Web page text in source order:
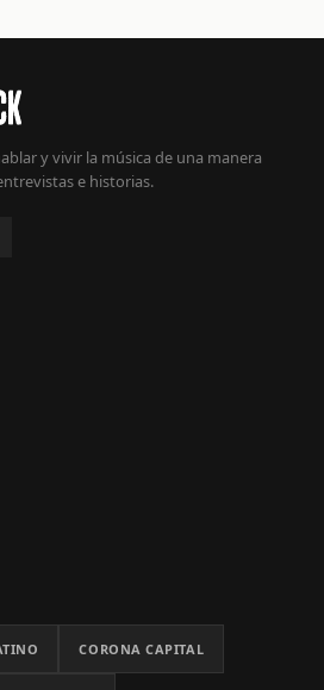
y vivir la música de una manera
e historias.
CORONA CAPITAL